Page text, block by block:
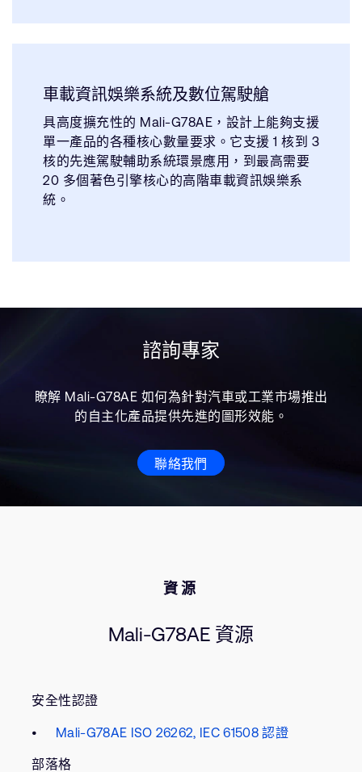
車載資訊娛樂系統及數位駕駛艙
具高度擴充性的 Mali-G78AE，設計上能夠支援
單一產品的各種核心數量要求。它支援 1 核到 3
核的先進駕駛輔助系統環景應用，到最高需要
20 多個著色引擎核心的高階車載資訊娛樂系
統。
諮詢專家
瞭解 Mali-G78AE 如何為針對汽車或工業市場推出
的自主化產品提供先進的圖形效能。
聯絡我們
資源
Mali-G78AE 資源
安全性認證
Mali-G78AE ISO 26262, IEC 61508 認證
部落格